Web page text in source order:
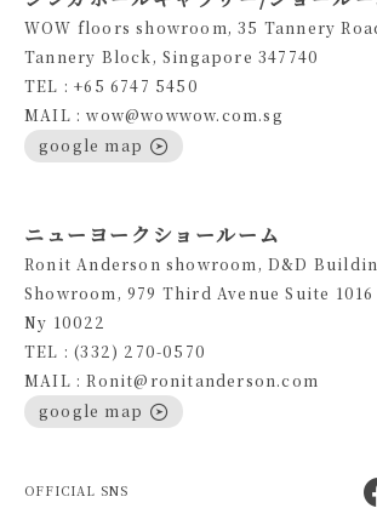
WOW floors showroom, 35 Tannery
Tannery Block, Singapore 347740
TEL : +65 6747 5450
MAIL : wow@wowwow.com.sg
google map
ニューヨークショールーム
Ronit Anderson showroom, D&D
Showroom, 979 Third Avenue Suite
Ny 10022
TEL : (332) 270-0570
MAIL : Ronit@ronitanderson.com
google map
OFFICIAL SNS